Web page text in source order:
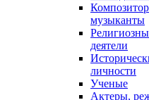
музыканты
деятели
личности
Ученые
Актеры,